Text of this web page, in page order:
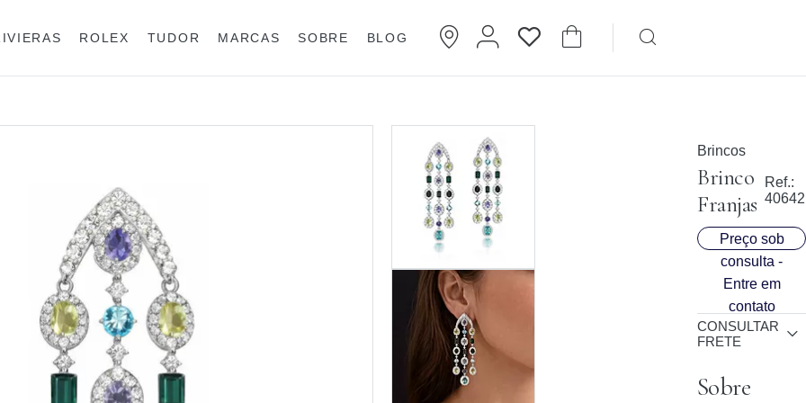
Brincos
MARCAS
Cartier
SOBRE
ROLEX TUDOR BLOG
Brincos
Brinco
Franjas
Ref.:
40642
Preço sob
consulta -
Entre em
contato
CONSULTAR
FRETE
Sobre